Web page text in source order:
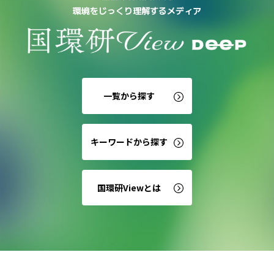
環境をじっくり理解するメディア
一覧から探す
キーワードから探す
国環研Viewとは